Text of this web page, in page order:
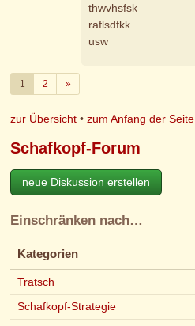
thwvhsfsk
raflsdfkk
usw
1 2 »Weiter
zur Übersicht •zum Anfang der Seite
Schafkopf-Forum
neue Diskussion erstellen
Einschränken nach…
Kategorien
Tratsch
Schafkopf-Strategie